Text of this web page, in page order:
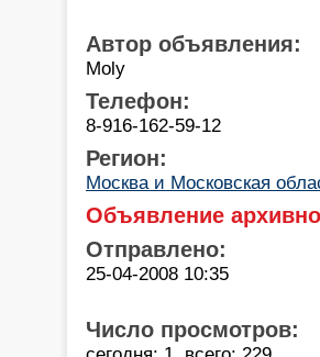
Автор объявления:
Moly
Телефон:
8-916-162-59-12
Регион:
Москва и Московская
Объявление
Отправлено:
25-04-2008 10:35
Число просмотров: